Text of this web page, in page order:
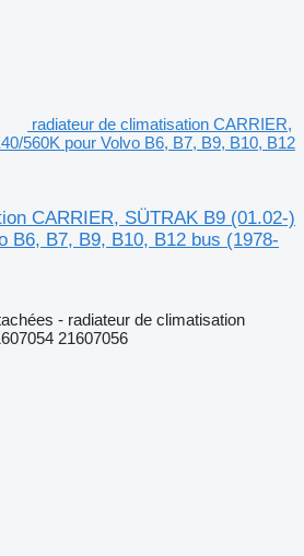
radiateur de climatisation CARRIER,
560K pour Volvo B6, B7, B9, B10, B12
CARRIER, SÜTRAK B9 (01.02-)
B6, B7, B9, B10, B12 bus (1978-
- radiateur de climatisation
21607056